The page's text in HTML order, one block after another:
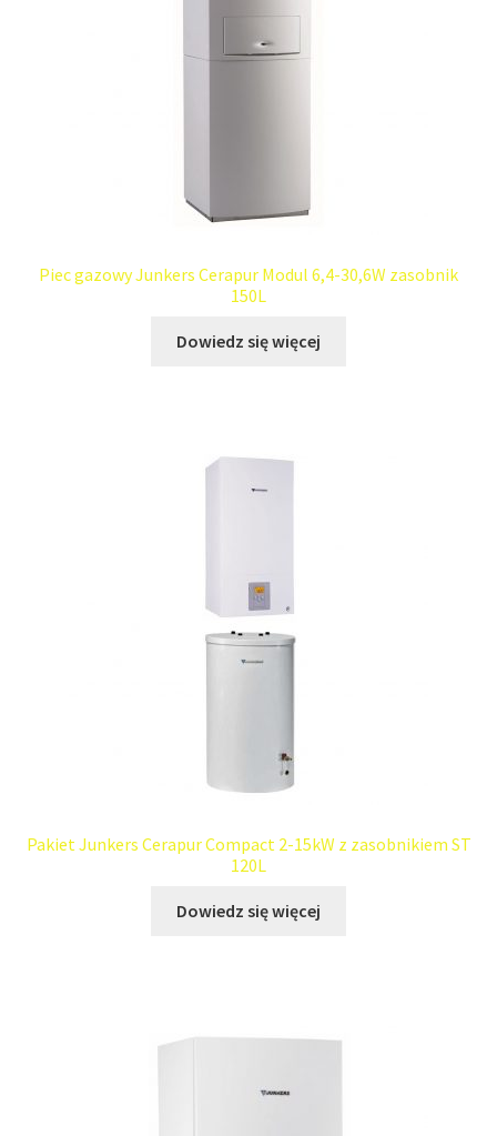
Piec gazowy Junkers Cerapur Modul 6,4-30,6W zasobnik
150L
Dowiedz się więcej
Pakiet Junkers Cerapur Compact 2-15kW z zasobnikiem ST
120L
Dowiedz się więcej